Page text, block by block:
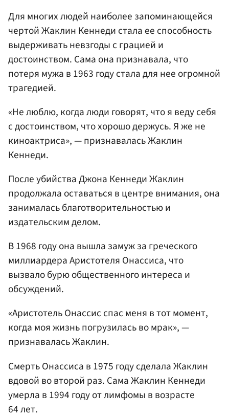
Для многих людей наиболее запоминающейся
чертой Жаклин Кеннеди стала ее способность
выдерживать невзгоды с грацией и
достоинством. Сама она признавала, что
потеря мужа в 1963 году стала для нее огромной
трагедией.
«Не люблю, когда люди говорят, что я веду себя
с достоинством, что хорошо держусь. Я же не
киноактриса», — признавалась Жаклин
Кеннеди.
После убийства Джона Кеннеди Жаклин
продолжала оставаться в центре внимания, она
занималась благотворительностью и
издательским делом.
В 1968 году она вышла замуж за греческого
миллиардера Аристотеля Онассиса, что
вызвало бурю общественного интереса и
обсуждений.
«Аристотель Онассис спас меня в тот момент,
когда моя жизнь погрузилась во мрак», —
признавалась Жаклин.
Смерть Онассиса в 1975 году сделала Жаклин
вдовой во второй раз. Сама Жаклин Кеннеди
умерла в 1994 году от лимфомы в возрасте
64 лет.